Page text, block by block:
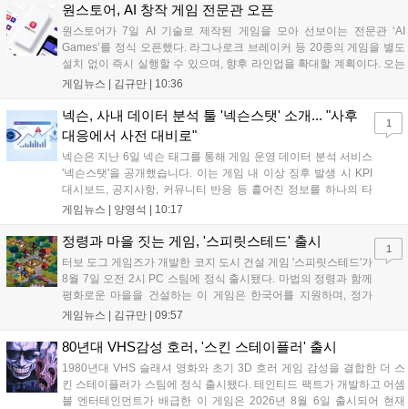
세계 누구나 참여 가능한 이번 행사는 역대 최대 규모로 열려 인디게임
생태계 확장에 기여할 전망입니다....
원스토어, AI 창작 게임 전문관 오픈
원스토어가 7일 AI 기술로 제작된 게임을 모아 선보이는 전문관 ‘AI
Games’를 정식 오픈했다. 라그나로크 브레이커 등 20종의 게임을 별도
설치 없이 즉시 실행할 수 있으며, 향후 라인업을 확대할 계획이다. 오는
11일부터는 게임 실행 시 할인 쿠폰을 지급하는 오픈 기념 이벤트도 진
있는 환경을 조성해 창작자와 이용자 모두에게 새로운 경험을 제공할 것
으로 기대된다....
게임뉴스 | 김규만 10:36
넥슨, 사내 데이터 분석 툴 '넥슨스탯' 소개... "사후
대응에서 사전 대비로"
넥슨은 지난 6일 넥슨 태그를 통해 게임 운영 데이터 분석 서비스
'넥슨스탯'을 공개했습니다. 이는 게임 내 이상 징후 발생 시 KPI
대시보드, 공지사항, 커뮤니티 반응 등 흩어진 정보를 하나의 타
임라인에 연결해 원인을 빠르게 파악하도록 돕는 관제 허브입니
중심의 운영 방식을 사전 대비 체계로 전환하며 데이터 기반의 효
율적인 의사결정을 지원하고 있습니다....
게임뉴스 | 양영석 10:17
1
정령과 마을 짓는 게임, '스피릿스테드' 출시
터보 도그 게임즈가 개발한 코지 도시 건설 게임 '스피릿스테드'가
8월 7일 오전 2시 PC 스팀에 정식 출시됐다. 마법의 정령과 함께
평화로운 마을을 건설하는 이 게임은 한국어를 지원하며, 정가
10,700원에서 10% 할인된 9,630원에 판매된다. 플레이어는 어
고 정령을 활용해 공동체를 성장시킬 수 있다. 따뜻한 손그림 그
래픽이 특징이며, 부담 없이 즐길 수 있는 힐링 게임으로 기대를
모으고 있다....
게임뉴스 | 김규만 09:57
1
80년대 VHS감성 호러, '스킨 스테이플러' 출시
1980년대 VHS 슬래셔 영화와 초기 3D 호러 게임 감성을 결합한 더 스
킨 스테이플러가 스팀에 정식 출시됐다. 테인티드 팩트가 개발하고 어셈
블 엔터테인먼트가 배급한 이 게임은 2026년 8월 6일 출시되어 현재